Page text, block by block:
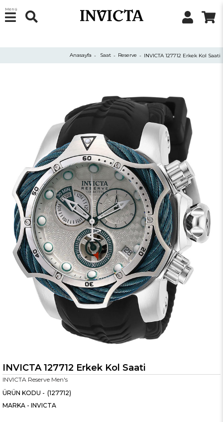
Menü
Anasayfa Saat Reserve INVICTA 127712 Erkek Kol Saati
INVICTA 127712 Erkek Kol Saati
INVICTA Reserve Men's
(127712)
MARKA - INVICTA